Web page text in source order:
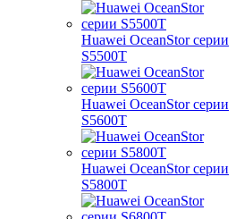
Huawei OceanStor серии
S5500T
Huawei OceanStor серии
S5600T
Huawei OceanStor серии
S5800T